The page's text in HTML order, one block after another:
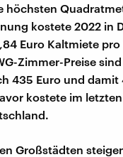
höchsten
kostete 2022 in
Euro Kaltmiete
Zimmer-Preise
435 Euro und damit
kostete im letzten
Großstädten